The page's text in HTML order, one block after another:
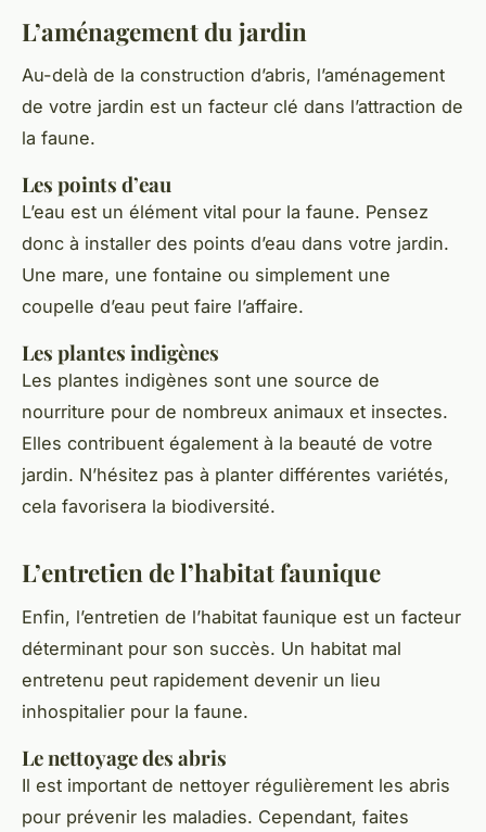
L’aménagement du jardin
Au-delà de la construction d’abris, l’aménagement
de votre jardin est un facteur clé dans l’attraction de
la faune.
Les points d’eau
L’eau est un élément vital pour la faune. Pensez
donc à installer des points d’eau dans votre jardin.
Une mare, une fontaine ou simplement une
coupelle d’eau peut faire l’affaire.
Les plantes indigènes
Les plantes indigènes sont une source de
nourriture pour de nombreux animaux et insectes.
Elles contribuent également à la beauté de votre
jardin. N’hésitez pas à planter différentes variétés,
cela favorisera la biodiversité.
L’entretien de l’habitat faunique
Enfin, l’entretien de l’habitat faunique est un facteur
déterminant pour son succès. Un habitat mal
entretenu peut rapidement devenir un lieu
inhospitalier pour la faune.
Le nettoyage des abris
Il est important de nettoyer régulièrement les abris
pour prévenir les maladies. Cependant, faites